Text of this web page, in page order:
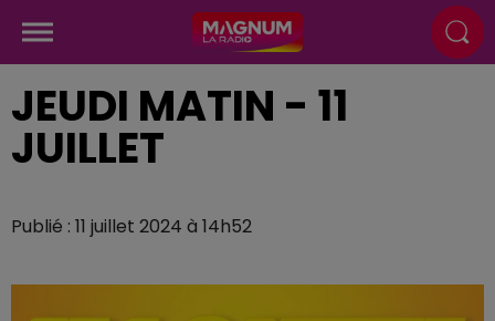
JEUDI MATIN - 11
JUILLET
Publié : 11 juillet 2024 à 14h52